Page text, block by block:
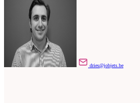
dries@jobjets.be